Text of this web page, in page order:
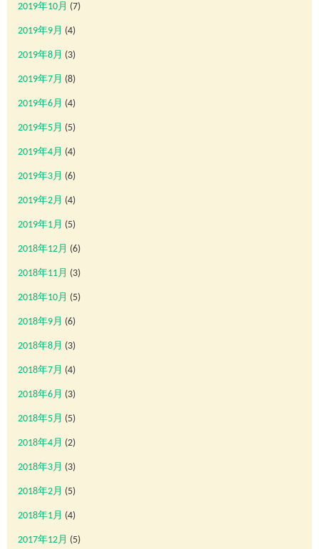
2019年10月 (7)
2019年9月 (4)
2019年8月 (3)
2019年7月 (8)
2019年6月 (4)
2019年5月 (5)
2019年4月 (4)
2019年3月 (6)
2019年2月 (4)
2019年1月 (5)
2018年12月 (6)
2018年11月 (3)
2018年10月 (5)
2018年9月 (6)
2018年8月 (3)
2018年7月 (4)
2018年6月 (3)
2018年5月 (5)
2018年4月 (2)
2018年3月 (3)
2018年2月 (5)
2018年1月 (4)
2017年12月 (5)